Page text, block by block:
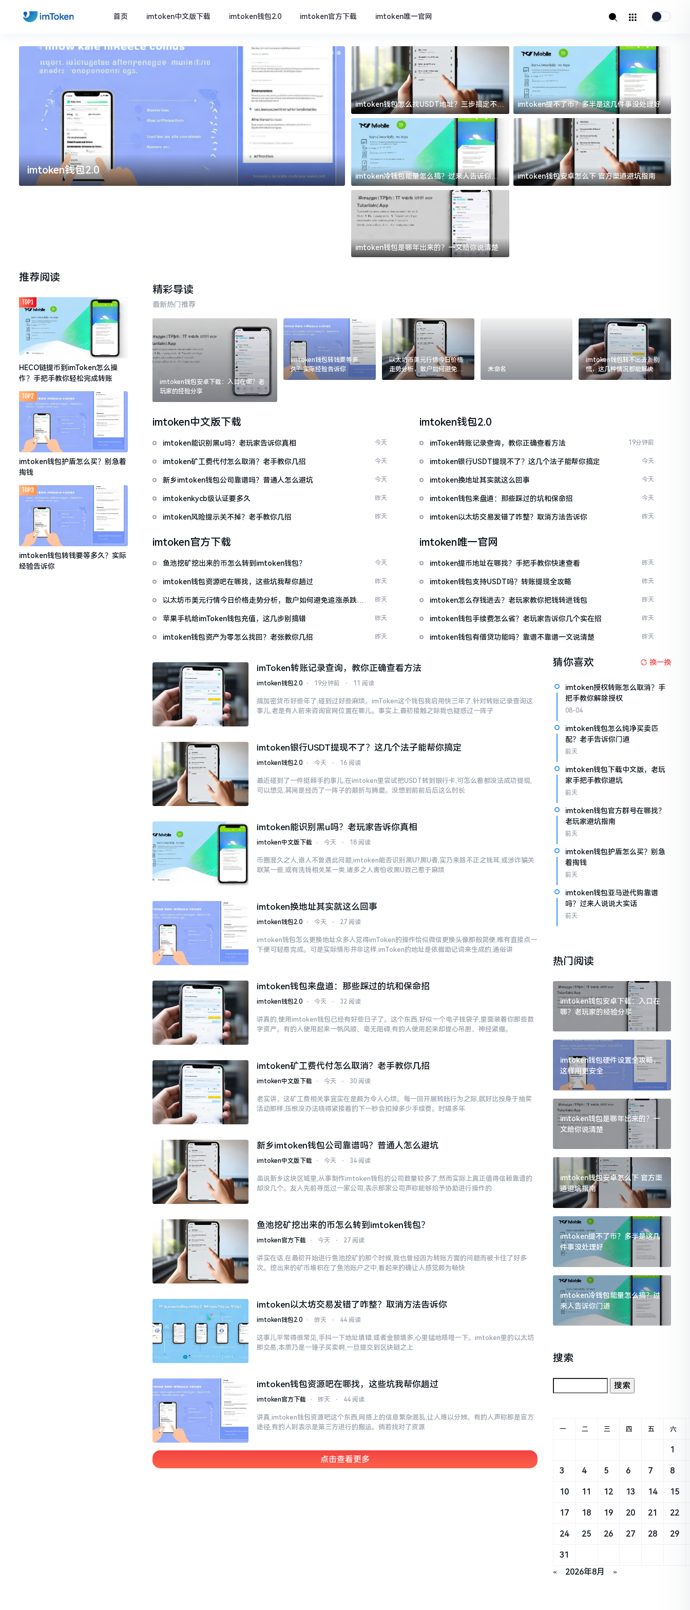
首页 imtoken中文版下载 imtoken钱包2.0 imtoken官方下载 imtoken唯一官网
imtoken钱包2.0 imtoken官方下载
imtoken钱包怎么找USDT地址？三步搞定不踩
坑
imtoken提不了币？多半是这几件事没处理好
imtoken冷钱包能量怎么搞？过来人告诉你门
道
imtoken钱包安卓怎么下 官方渠道避坑指南
imtoken钱包是哪年出来的？一文给你说清楚
推荐阅读
HECO链提币到imToken怎么操
作？手把手教你轻松完成转账
TOP1
imtoken钱包护盾怎么买？别急着
掏钱
TOP2
imtoken钱包转钱要等多久？实际
经验告诉你
TOP3
精彩导读
最新热门推荐
imtoken钱包安卓下载：入口在哪？老
玩家的经验分享
imtoken钱包转钱要等多
久？实际经验告诉你
以太坊币美元行情今日价格
走势分析，散户如何避免追
涨杀跌被套牢
未命名
imtoken钱包转不出去？别
慌，这几种情况都能解决
imtoken中文版下载
imtoken能识别黑u吗？老玩家告诉你真相 今天
imtoken矿工费代付怎么取消？老手教你几招 今天
新乡imtoken钱包公司靠谱吗？普通人怎么避坑 今天
imtokenkycb级认证要多久 昨天
imtoken风险提示关不掉？老手教你几招 昨天
imtoken钱包2.0
imToken转账记录查询，教你正确查看方法 19分钟前
imtoken银行USDT提现不了？这几个法子能帮你搞定 今天
imtoken换地址其实就这么回事 今天
imtoken钱包来盘道：那些踩过的坑和保命招 今天
imtoken以太坊交易发错了咋整？取消方法告诉你 昨天
imtoken官方下载
鱼池挖矿挖出来的币怎么转到imtoken钱包？ 今天
imtoken钱包资源吧在哪找，这些坑我帮你趟过 昨天
以太坊币美元行情今日价格走势分析，散户如何避免追涨杀跌被
昨天
苹果手机给imToken钱包充值，这几步别搞错 昨天
imtoken钱包资产为零怎么找回？老张教你几招 昨天
imtoken唯一官网
imtoken提币地址在哪找？手把手教你快速查看 昨天
imtoken钱包支持USDT吗？转账提现全攻略 昨天
imtoken怎么存钱进去？老玩家教你把钱转进钱包 昨天
imtoken钱包手续费怎么省？老玩家告诉你几个实在招 昨天
imtoken钱包有借贷功能吗？靠谱不靠谱一文说清楚 昨天
imToken转账记录查询，教你正确查看方法
imtoken钱包2.0 ⋅ 19分钟前 ⋅ 11 阅读
搞加密货币好些年了,碰到过好些麻烦。imToken这个钱包我启用快三年了,针对转账记录查询这
事儿,老是有人前来咨询官网位置在哪儿。事实上,最初接触之际我也疑惑过一阵子
imtoken银行USDT提现不了？这几个法子能帮你搞定
imtoken钱包2.0 ⋅ 今天 ⋅ 16 阅读
最近碰到了一件挺棘手的事儿,在imtoken里尝试把USDT转到银行卡,可怎么着都没法成功提现,
可以想见,其间是经历了一阵子的颠折与腾磨。没想到前前后后这么时长
imtoken能识别黑u吗？老玩家告诉你真相
imtoken中文版下载 ⋅ 今天 ⋅ 18 阅读
币圈混久之人,谁人不曾遇此问题,imtoken能否识别黑U?黑U者,实乃来路不正之钱耳,或涉诈骗关
联某一些,或有洗钱相关某一类,诸多之人害怕收黑U致己惹于麻烦
imtoken换地址其实就这么回事
imtoken钱包2.0 ⋅ 今天 ⋅ 27 阅读
imtoken钱包怎么更换地址众多人觉得imToken的操作恰似微信更换头像那般简便,唯有直接点一
下便可轻易完成。可是实际情形并非这样,imToken的地址是依据助记词来生成的,通俗讲
imtoken钱包来盘道：那些踩过的坑和保命招
imtoken钱包2.0 ⋅ 今天 ⋅ 32 阅读
讲真的,使用imtoken钱包已经有好些日子了。这个东西,好似一个电子钱袋子,里面装着你那些数
字资产。有的人使用起来一帆风顺、毫无阻碍,有的人使用起来却提心吊胆、神经紧绷。
imtoken矿工费代付怎么取消？老手教你几招
imtoken中文版下载 ⋅ 今天 ⋅ 30 阅读
老实讲，这矿工费相关事宜实在是颇为令人心烦。每一回开展转账行为之际,就好比投身于抽奖
活动那样,压根没办法晓得紧接着的下一秒会扣掉多少手续费。时隔多年
新乡imtoken钱包公司靠谱吗？普通人怎么避坑
imtoken中文版下载 ⋅ 今天 ⋅ 34 阅读
虽说新乡这块区域里,从事制作imtoken钱包的公司数量较多了,然而实际上真正值得信赖靠谱的
却没几个。友人先前寻觅过一家公司,表示那家公司声称能够给予协助进行操作的
鱼池挖矿挖出来的币怎么转到imtoken钱包？
imtoken官方下载 ⋅ 今天 ⋅ 27 阅读
讲实在话,在最初开始进行鱼池挖矿的那个时候,我也曾经因为转账方面的问题而被卡住了好多
次。挖出来的矿币堆积在了鱼池账户之中,看起来的确让人感觉颇为畅快
imtoken以太坊交易发错了咋整？取消方法告诉你
imtoken钱包2.0 ⋅ 昨天 ⋅ 44 阅读
这事儿平常得很常见,手抖一下地址填错,或者金额填多,心里猛地咯噔一下。imtoken里的以太坊
那交易,本质乃是一锤子买卖啊,一旦提交到区块链之上
imtoken钱包资源吧在哪找，这些坑我帮你趟过
imtoken官方下载 ⋅ 昨天 ⋅ 44 阅读
讲真,imtoken钱包资源吧这个东西,网络上的信息繁杂混乱,让人难以分辨。有的人声称那是官方
途径,有的人则表示是第三方进行的搬运。倘若找对了资源
点击查看更多
猜你喜欢 换一换
imtoken授权转账怎么取消？手
把手教你解除授权
08-04
imtoken钱包怎么纯净买卖匹
配？老手告诉你门道
前天
imtoken钱包下载中文版，老玩
家手把手教你避坑
前天
imtoken钱包官方群号在哪找？
老玩家避坑指南
前天
imtoken钱包护盾怎么买？别急
着掏钱
前天
imtoken钱包亚马逊代购靠谱
吗？过来人说说大实话
前天
热门阅读
imtoken钱包安卓下载：入口在
哪？老玩家的经验分享
imtoken钱包硬件设置全攻略，
这样用更安全
imtoken钱包是哪年出来的？一
文给你说清楚
imtoken钱包安卓怎么下 官方渠
道避坑指南
imtoken提不了币？多半是这几
件事没处理好
imtoken冷钱包能量怎么搞？过
来人告诉你门道
搜索
« 2026年8月 »
一 二 三 四 五 六
1
3 4 5 6 7 8
10 11 12 13 14 15
17 18 19 20 21 22
24 25 26 27 28 29
31